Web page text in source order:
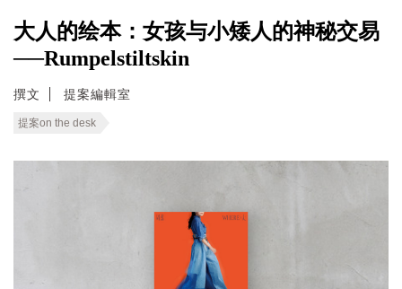
大人的绘本：女孩与小矮人的神秘交易
──Rumpelstiltskin
撰文 提案編輯室
提案on the desk